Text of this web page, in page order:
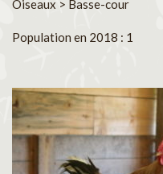
Oiseaux > Basse-cour
Population en 2018 : 1